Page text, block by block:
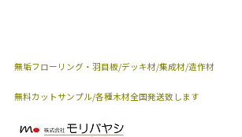
無垢フローリング・羽目板/デッキ材/集成材/造作材
無料カットサンプル/各種木材全国発送致します